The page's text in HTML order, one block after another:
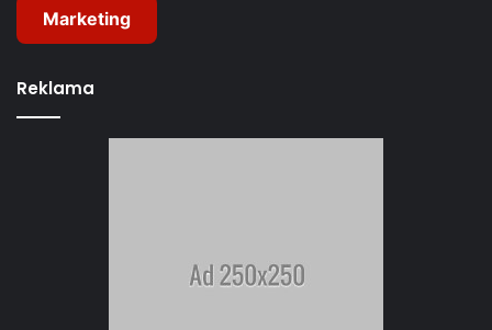
Marketing
Reklama